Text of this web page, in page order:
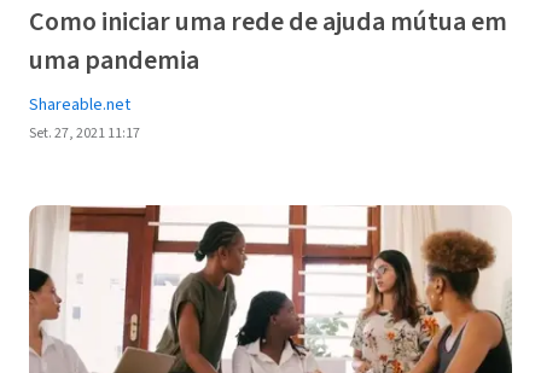
Como iniciar uma rede de ajuda mútua em
uma pandemia
Shareable.net
Set. 27, 2021 11:17